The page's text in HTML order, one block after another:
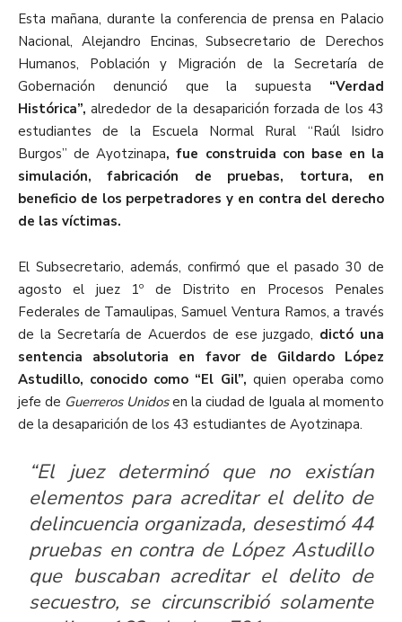
Esta mañana, durante la conferencia de prensa en Palacio
Nacional, Alejandro Encinas, Subsecretario de Derechos
Humanos, Población y Migración de la Secretaría de
Gobernación denunció que la supuesta “Verdad
Histórica”,alrededor de la desaparición forzada de los 43
estudiantes de la Escuela Normal Rural “Raúl Isidro
Burgos” de Ayotzinapa, fue construida con base en la
simulación, fabricación de pruebas, tortura, en
beneficio de los perpetradores y en contra del derecho
de las víctimas.
El Subsecretario, además, confirmó que el pasado 30 de
agosto el juez 1º de Distrito en Procesos Penales
Federales de Tamaulipas, Samuel Ventura Ramos, a través
de la Secretaría de Acuerdos de ese juzgado, dictó una
sentencia absolutoria en favor de Gildardo López
Astudillo, conocido como “El Gil”, quien operaba como
jefe de Guerreros Unidosen la ciudad de Iguala al momento
de la desaparición de los 43 estudiantes de Ayotzinapa.
“El juez determinó que no existían
elementos para acreditar el delito de
delincuencia organizada, desestimó 44
pruebas en contra de López Astudillo
que buscaban acreditar el delito de
secuestro, se circunscribió solamente